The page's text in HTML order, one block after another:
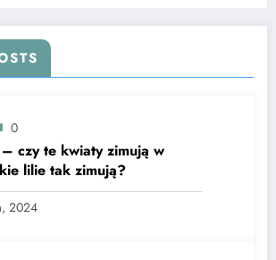
0
czy te kwiaty zimują w
lilie tak zimują?
2024